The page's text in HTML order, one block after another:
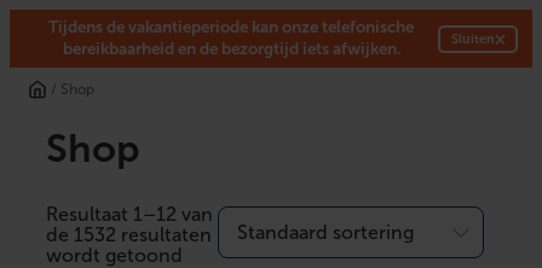
Tijdens de vakantieperiode kan onze telefonische
bereikbaarheid en de bezorgtijd iets afwijken.
Sluiten×
naar
inhoud
/ Shop
Shop
Resultaat 1–12 van
de 1532 resultaten
wordt getoond